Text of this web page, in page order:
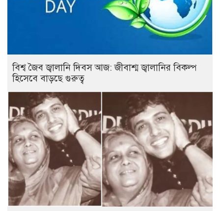
বিশ্ব জৈব জ্বালানি দিবস আজ: জীবাশ্ম জ্বালানির বিকল্প
হিসেবে বাড়ছে গুরুত্ব